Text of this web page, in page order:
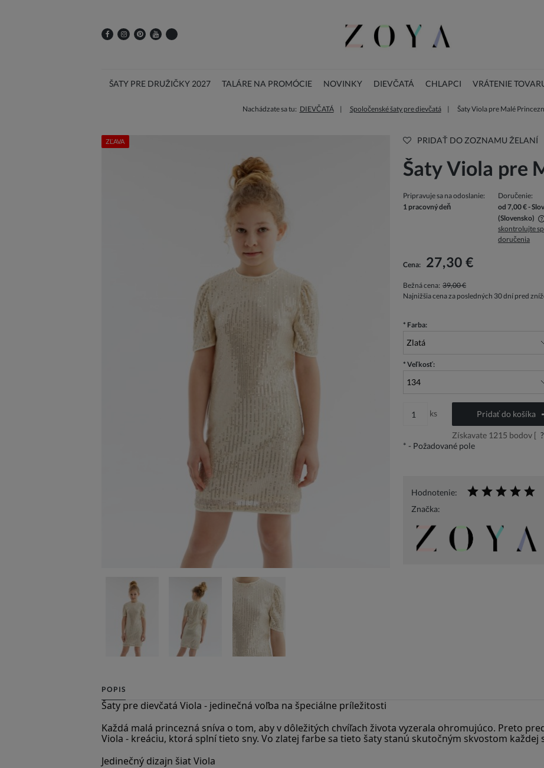
ŠATY PRE DRUŽIČKY 2027 TALÁRE NA PROMÓCIE NOVINKY DIEVČATÁ CHLAPCI VRÁTENIE
Nachádzate sa tu: DIEVČATÁ Spoločenské šaty pre dievčatá Šaty Viola pre Malé
ZĽAVA PRIDAŤ DO ZOZNAMU ŽELANÍ
Šaty Viola pre
Pripravuje sa na odoslanie:
1 pracovný deň
Doručenie:
od 7,00 €-
(Slovensko)
V cene nie sú zahrnuté prípadné náklady na
skontrolujte
doručenia
Cena: 27,30 €
Bežná cena: 39,00 €
Najnižšia cena za posledných 30 dní pred
* Farba:
* Veľkosť:
ks Pridať do košíka
Získavate 1215 bodov [ ?
* - Požadované pole
Hodnotenie:
Značka:
POPIS
Šaty pre dievčatá Viola - jedinečná voľba na špeciálne príležitosti
Každá malá princezná sníva o tom, aby v dôležitých chvíľach života vyzerala ohromujúco. Preto
Viola - kreáciu, ktorá splní tieto sny. Vo zlatej farbe sa tieto šaty stanú skutočným skvostom každej
Jedinečný dizajn šiat Viola